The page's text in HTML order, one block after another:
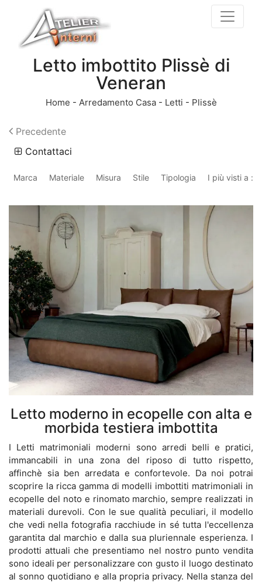
Letto imbottito Plissè di
Veneran
Home - Arredamento Casa- Letti - Plissè
Precedente
Contattaci
Marca Materiale Misura Stile Tipologia I più visti a :
Letto moderno in ecopelle con alta e
morbida testiera imbottita
I Letti matrimoniali moderni sono arredi belli e pratici,
immancabili in una zona del riposo di tutto rispetto,
affinchè sia ben arredata e confortevole. Da noi potrai
scoprire la ricca gamma di modelli imbottiti matrimoniali in
ecopelle del noto e rinomato marchio, sempre realizzati in
materiali durevoli. Con le sue qualità peculiari, il modello
che vedi nella fotografia racchiude in sé tutta l'eccellenza
garantita dal marchio e dalla sua pluriennale esperienza. I
prodotti attuali che presentiamo nel nostro punto vendita
sono ideali per personalizzare con gusto il luogo destinato
al sonno quotidiano e alla propria privacy. Nella stanza del